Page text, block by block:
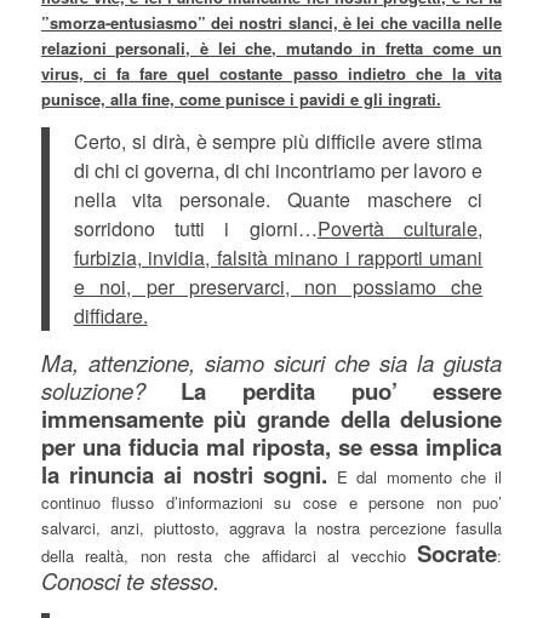
”smorza-entusiasmo” dei nostri slanci, è lei che vacilla nelle
relazioni personali, è lei che, mutando in fretta come un
virus, ci fa fare quel costante passo indietro che la vita
punisce, alla fine, come punisce i pavidi e gli ingrati.
Certo, si dirà, è sempre più difficile avere stima
di chi ci governa, di chi incontriamo per lavoro e
nella vita personale. Quante maschere ci
sorridono tutti i giorni…Povertà culturale,
furbizia, invidia, falsità minano i rapporti umani
e noi, per preservarci, non possiamo che
diffidare.
Ma, attenzione, siamo sicuri che sia la giusta
soluzione?
La perdita puo’ essere
immensamente più grande della delusione
per una fiducia mal riposta, se essa implica
la rinuncia ai nostri sogni. E dal momento che il
continuo flusso d’informazioni su cose e persone non puo’
salvarci, anzi, piuttosto, aggrava la nostra percezione fasulla
della realtà, non resta che affidarci al vecchioSocrate:
Conosci te stesso.